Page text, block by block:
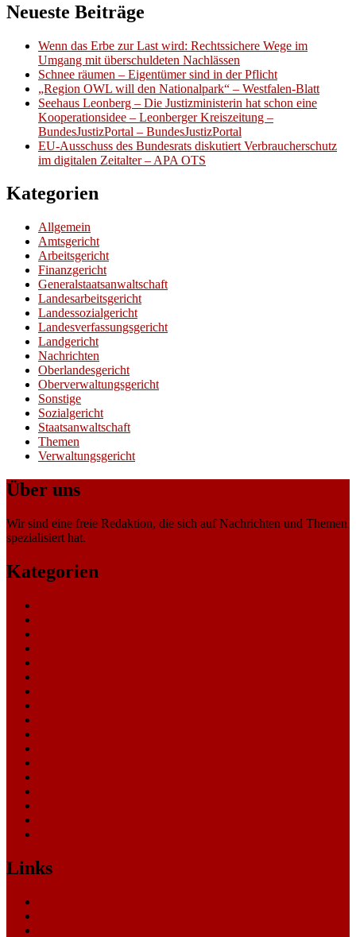
Neueste Beiträge
Wenn das Erbe zur Last wird: Rechtssichere Wege im
Umgang mit überschuldeten Nachlässen
Schnee räumen – Eigentümer sind in der Pflicht
„Region OWL will den Nationalpark“ – Westfalen-Blatt
Seehaus Leonberg – Die Justizministerin hat schon eine
Kooperationsidee – Leonberger Kreiszeitung –
BundesJustizPortal – BundesJustizPortal
EU-Ausschuss des Bundesrats diskutiert Verbraucherschutz
im digitalen Zeitalter – APA OTS
Kategorien
Allgemein
Amtsgericht
Arbeitsgericht
Finanzgericht
Generalstaatsanwaltschaft
Landesarbeitsgericht
Landessozialgericht
Landesverfassungsgericht
Landgericht
Nachrichten
Oberlandesgericht
Oberverwaltungsgericht
Sonstige
Sozialgericht
Staatsanwaltschaft
Themen
Verwaltungsgericht
Über uns
Wir sind eine freie Redaktion, die sich auf Nachrichten und Themen
spezialisiert hat.
Kategorien
Links